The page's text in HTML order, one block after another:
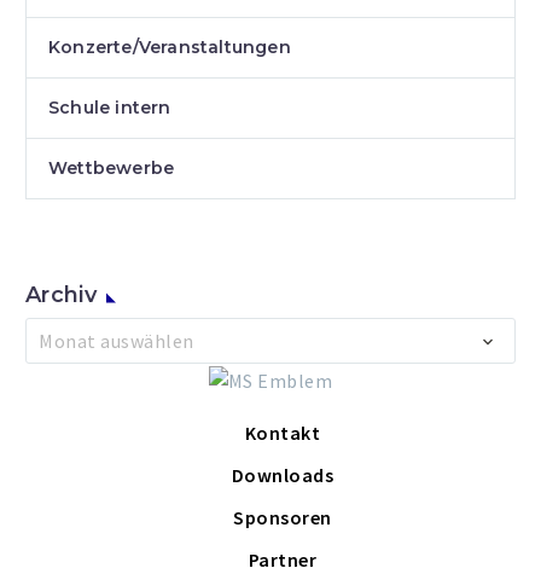
Konzerte/Veranstaltungen
Schule intern
Wettbewerbe
Archiv
Archiv
Monat auswählen
Kontakt
Downloads
Sponsoren
Partner